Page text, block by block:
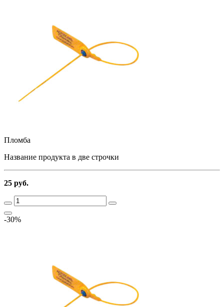
Пломба
Название продукта в две строчки
25 руб.
-30%